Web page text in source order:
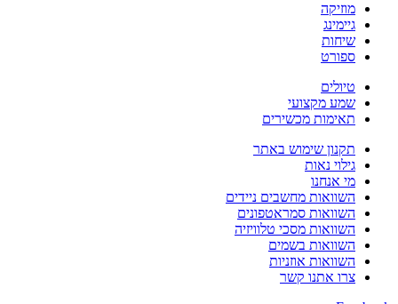
מוזיקה
גיימינג
שיחות
ספורט
טיולים
שמע מקצועי
תאימות מכשירים
תקנון שימוש באתר
גילוי נאות
מי אנחנו
השוואות מחשבים ניידים
השוואות סמראטפונים
השוואות מסכי טלוויזיה
השוואות בשמים
השוואות אוזניות
צרו אתנו קשר